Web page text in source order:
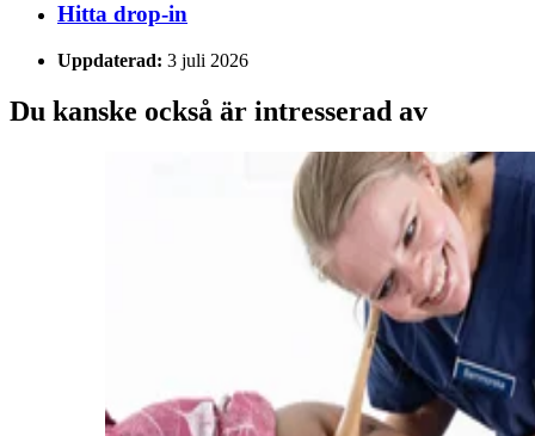
Hitta drop-in
Uppdaterad: 3 juli 2026
Du kanske också är intresserad av